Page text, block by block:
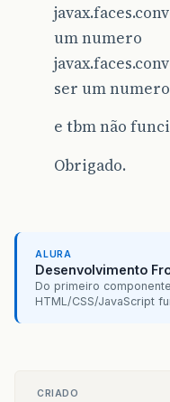
um numero
ser um numero
e tbm não
Obrigado.
ALURA
Desenvolvimento
Do primeiro
HTML/CSS/JavaScript
CRIADO